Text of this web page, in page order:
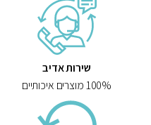
שירות אדיב
100% מוצרים איכותיים